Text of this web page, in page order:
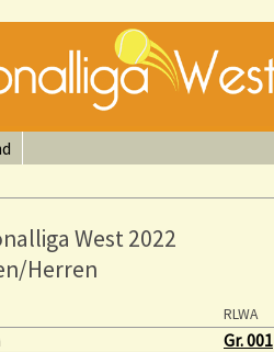
West 2022
Herren
RLWA
Gr. 001